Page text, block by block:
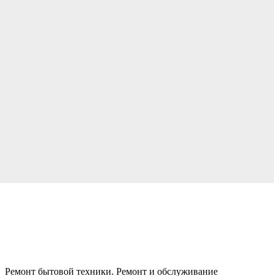
Ремонт бытовой техники. Ремонт и обслуживание